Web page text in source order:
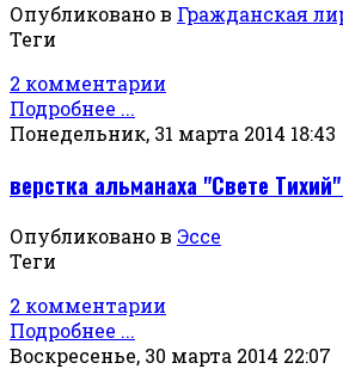
Опубликовано в Гражданская
Теги
2 комментарии
Подробнее ...
Понедельник, 31 марта 2014 18:43
верстка альманаха "Свете
Опубликовано в Эссе
Теги
2 комментарии
Подробнее ...
Воскресенье, 30 марта 2014 22:07